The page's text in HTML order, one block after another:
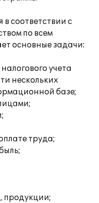
в соответствии с
по всем
основные задачи:
учета
нескольких
базе;
труда;
продукции;